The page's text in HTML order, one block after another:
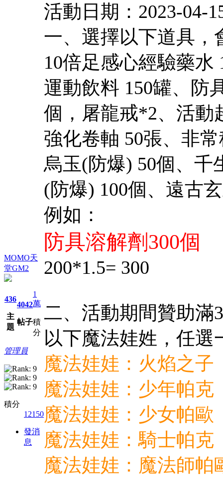
MOMO天
堂GM2
436
主
題
4042
帖子
1
萬
積
分
管理員
積分
12150
發消
息
活動日期：2023-04-
一、選擇以下道具，
10倍足感心經驗藥水
運動飲料 150罐、
防
個，屠龍戒*2、活動
強化卷軸 50張、非
烏玉(防爆) 50個、千
(防爆) 100個、遠古
例如：
防具溶解劑300個
200*1.5= 300
二、活動期間贊助滿
以下魔法娃姓，任選
魔法娃娃：火焰之子
魔法娃娃：少年帕克
魔法娃娃：少女帕歐
魔法娃娃：騎士帕克
魔法娃娃：魔法師帕